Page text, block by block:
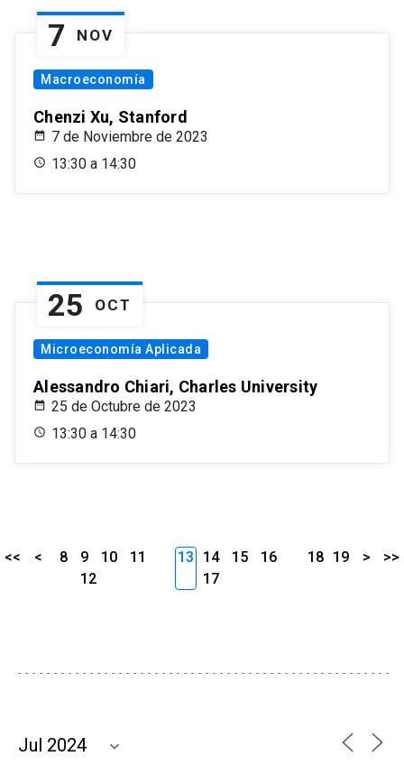
7 NOV
Macroeconomía
Chenzi Xu, Stanford
7 de Noviembre de 2023
13:30 a 14:30
25 OCT
Microeconomía Aplicada
Alessandro Chiari, Charles University
25 de Octubre de 2023
13:30 a 14:30
<< < 8 9 10
11
12
13 14 15
16
17
18 19 > >>